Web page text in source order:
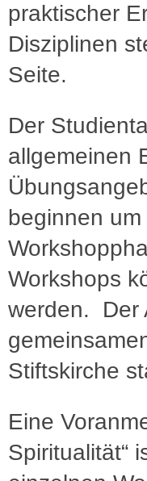
praktischer
Disziplinen
Seite.
Der
allgemeinen
beginnen
Workshops
werden. Der
Stiftskirche
Eine
Spiritualität“